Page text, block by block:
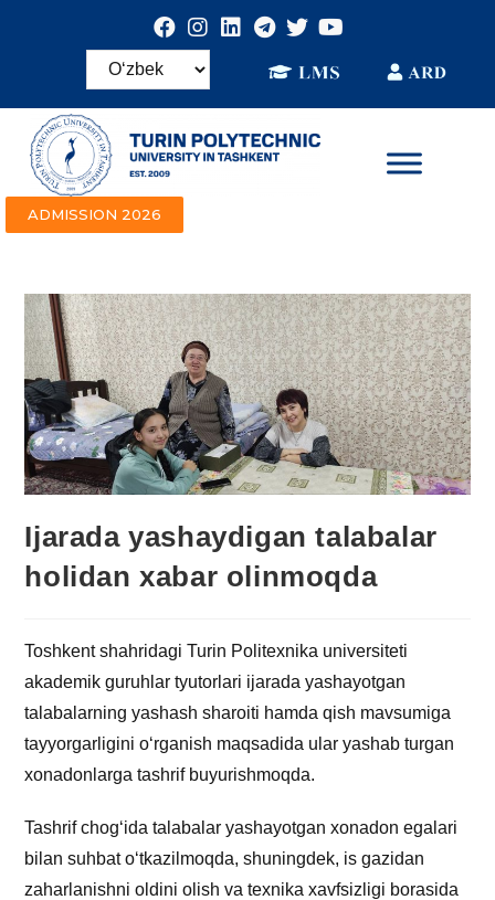
ADMISSION 2026
Ijarada yashaydigan talabalar
holidan xabar olinmoqda
Toshkent shahridagi Turin Politexnika universiteti
akademik guruhlar tyutorlari ijarada yashayotgan
talabalarning yashash sharoiti hamda qish mavsumiga
tayyorgarligini o‘rganish maqsadida ular yashab turgan
xonadonlarga tashrif buyurishmoqda.
Tashrif chog‘ida talabalar yashayotgan xonadon egalari
bilan suhbat o‘tkazilmoqda, shuningdek, is gazidan
zaharlanishni oldini olish va texnika xavfsizligi borasida